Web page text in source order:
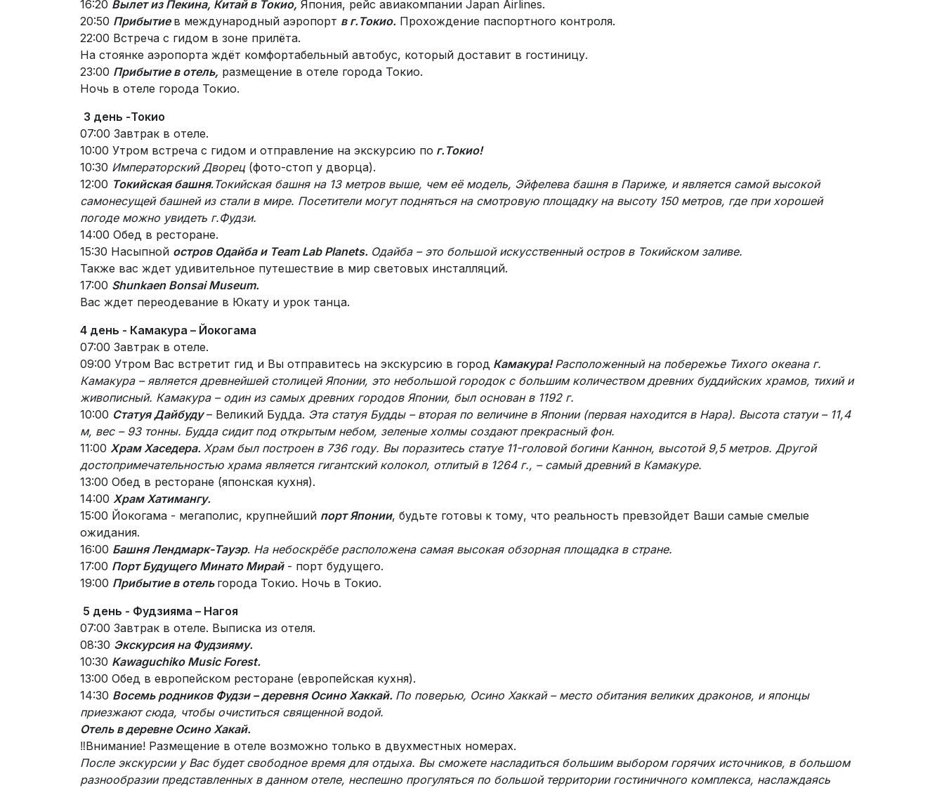
16:20 Вылет из Пекина, Китай в Токио, Япония, рейс авиакомпании Japan Airlines.
20:50 Прибытие в международный аэропорт в г.Токио. Прохождение паспортного контроля.
22:00 Встреча с гидом в зоне прилёта.
На стоянке аэропорта ждёт комфортабельный автобус, который доставит в гостиницу.
23:00 Прибытие в отель, размещение в отеле города Токио.
Ночь в отеле города Токио.
3 день -Токио
07:00 Завтрак в отеле.
10:00 Утром встреча с гидом и отправление на экскурсию по г.Токио!
10:30 Императорский Дворец(фото-стоп у дворца).
12:00 Токийская башня. Токийская башня на 13 метров выше, чем её модель, Эйфелева башня в Париже, и является самой высокой
самонесущей башней из стали в мире. Посетители могут подняться на смотровую площадку на высоту 150 метров, где при хорошей
погоде можно увидеть г.Фудзи.
14:00 Обед в ресторане.
15:30 Насыпной остров Одайба и Team Lab Planets. Одайба – это большой искусственный остров в Токийском заливе.
Также вас ждет удивительное путешествие в мир световых инсталляций.
17:00 Shunkaen Bonsai Museum.
Вас ждет переодевание в Юкату и урок танца.
4 день - Камакура – Йокогама
07:00 Завтрак в отеле.
09:00 Утром Вас встретит гид и Вы отправитесь на экскурсию в город Камакура!Расположенный на побережье Тихого океана г.
Камакура – является древнейшей столицей Японии, это небольшой городок с большим количеством древних буддийских храмов, тихий и
живописный. Камакура – один из самых древних городов Японии, был основан в 1192 г.
10:00 Статуя Дайбуду– Великий Будда. Эта статуя Будды – вторая по величине в Японии (первая находится в Нара). Высота статуи – 11,4
м, вес – 93 тонны. Будда сидит под открытым небом, зеленые холмы создают прекрасный фон.
11:00 Храм Хаседера. Храм был построен в 736 году. Вы поразитесь статуе 11-головой богини Каннон, высотой 9,5 метров. Другой
достопримечательностью храма является гигантский колокол, отлитый в 1264 г., – самый древний в Камакуре.
13:00 Обед в ресторане (японская кухня).
14:00 Храм Хатимангу.
15:00 Йокогама - мегаполис, крупнейший порт Японии, будьте готовы к тому, что реальность превзойдет Ваши самые смелые
ожидания.
16:00 Башня Лендмарк-Тауэр. На небоскрёбе расположена самая высокая обзорная площадка в стране.
17:00 Порт Будущего Минато Мирай- порт будущего.
19:00 Прибытие в отель города Токио. Ночь в Токио.
5 день - Фудзияма – Нагоя
07:00 Завтрак в отеле. Выписка из отеля.
08:30 Экскурсия на Фудзияму.
10:30 Kawaguchiko Music Forest.
13:00 Обед в европейском ресторане (европейская кухня).
14:30 Восемь родников Фудзи – деревня Осино Хаккай. По поверью, Осино Хаккай – место обитания великих драконов, и японцы
приезжают сюда, чтобы очиститься священной водой.
Отель в деревне Осино Хакай.
‼️Внимание! Размещение в отеле возможно только в двухместных номерах.
После экскурсии у Вас будет свободное время для отдыха. Вы сможете насладиться большим выбором горячих источников, в большом
разнообразии представленных в данном отеле, неспешно прогуляться по большой территории гостиничного комплекса, наслаждаясь